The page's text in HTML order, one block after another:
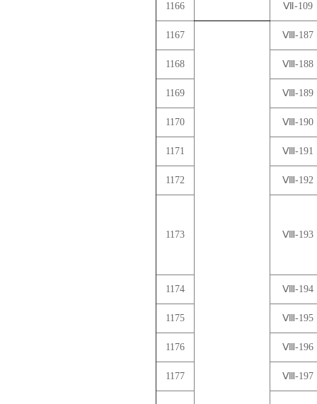
1166 Ⅶ-109
1167 Ⅷ-187
1168 Ⅷ-188
1169 Ⅷ-189
1170 Ⅷ-190
1171 Ⅷ-191
1172 Ⅷ-192
1173 Ⅷ-193
1174 Ⅷ-194
1175 Ⅷ-195
1176 Ⅷ-196
1177 Ⅷ-197